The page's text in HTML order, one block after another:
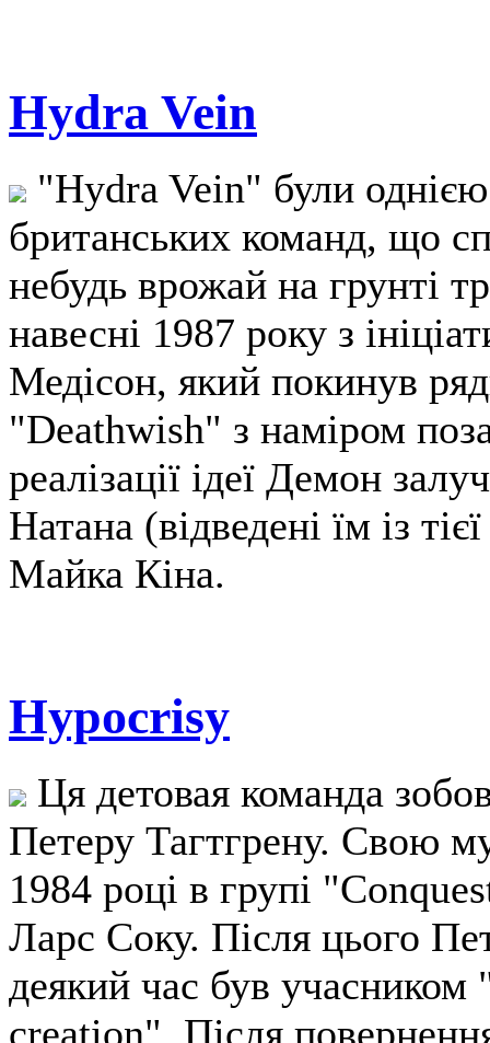
Hydra Vein
"Hydra Vein" були однією
британських команд, що
небудь врожай на грунті
навесні 1987 року з
Медісон, який покинув
"Deathwish" з наміром
реалізації ідеї Демон
Натана (відведені їм із
Майка Кіна.
Hypocrisy
Ця детовая команда
Петеру Тагтгрену. Свою
1984 році в групі
Ларс Соку. Після цього
деякий час був
creation". Після